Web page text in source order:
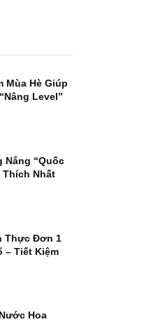
Mùa Hè Giúp
Level”
Nắng “Quốc
Thích Nhất
Thực Đơn 1
– Tiết Kiệm
Hoa